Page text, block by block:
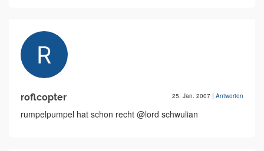
roflcopter 25. Jan. 2007 | Antworten
rumpelpumpel hat schon recht @lord schwulian